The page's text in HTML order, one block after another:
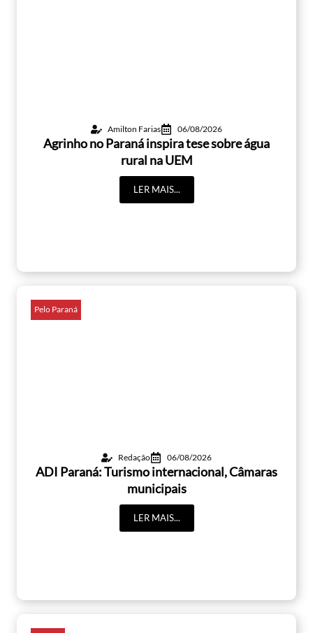
Amilton Farias 06/08/2026
Agrinho no Paraná inspira tese sobre água
rural na UEM
LER MAIS...
Pelo Paraná
Redação 06/08/2026
ADI Paraná: Turismo internacional, Câmaras
municipais
LER MAIS...